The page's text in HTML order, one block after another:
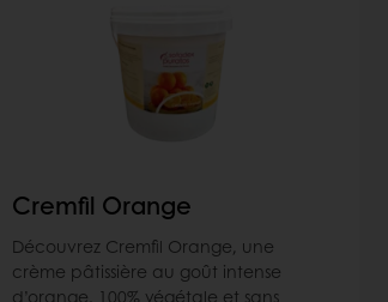
Cremfil Orange
Découvrez Cremfil Orange, une
crème pâtissière au goût intense
d’orange, 100% végétale et sans